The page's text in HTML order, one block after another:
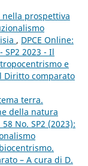
prospettiva
, DPCE Online:
SP2 2023 - Il
e
Diritto comparato
terra.
della natura
No. SP2 (2023):
– A cura di D.